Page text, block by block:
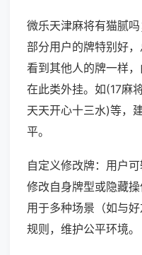
微乐天津麻将有猫腻
部分用户的牌特别好
看到其他人的牌一样
在此类外挂。如(17麻
天天开心十三水)等，
平。
自定义修改牌：用户
修改自身牌型或隐藏
用于多种场景（如与
规则，维护公平环境。